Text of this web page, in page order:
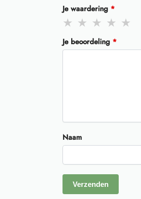
Je waardering *
Je beoordeling *
Naam